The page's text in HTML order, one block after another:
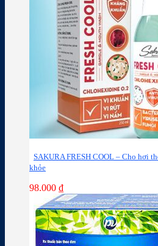
SAKURA FRESH COOL – Cho hơi
khỏe
98.000 ₫